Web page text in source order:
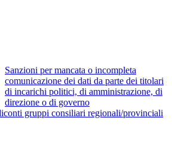
Sanzioni per mancata o incompleta
comunicazione dei dati da parte dei titolari
di incarichi politici, di amministrazione, di
direzione o di governo
gruppi consiliari regionali/provinciali